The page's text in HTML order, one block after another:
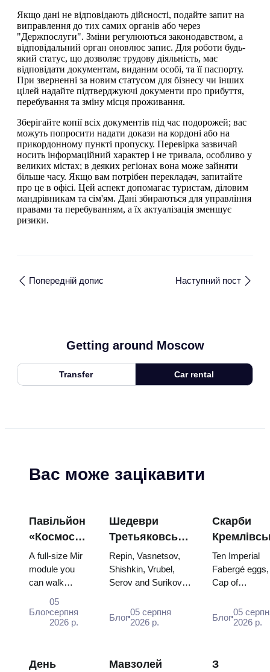
Якщо дані не відповідають дійсності, подайте запит на
виправлення до тих самих органів або через
"Держпослуги". Зміни регулюються законодавством, а
відповідальний орган оновлює запис. Для роботи будь-
який статус, що дозволяє трудову діяльність, має
відповідати документам, виданим особі, та її паспорту.
При зверненні за новим статусом для бізнесу чи інших
цілей надайте підтверджуючі документи про прибуття,
перебування та зміну місця проживання.
Зберігайте копії всіх документів під час подорожей; вас
можуть попросити надати докази на кордоні або на
прикордонному пункті пропуску. Перевірка зазвичай
носить інформаційний характер і не тривала, особливо у
великих містах; в деяких регіонах вона може зайняти
більше часу. Якщо вам потрібен перекладач, запитайте
про це в офісі. Цей аспект допомагає туристам, діловим
мандрівникам та сім'ям. Дані збираються для управління
правами та перебуванням, а їх актуалізація зменшує
ризики.
Попередній допис Наступний пост
Getting around Moscow
Transfer Car rental
Вас може зацікавити
Павільйон
«Космос»
на ВДНГ:
всередині
найбільшої
космічної
виставки
A full-size Mir
module you
can walk
through, the
Energia–Buran
model,
capsules and
Блог
05
серпня
2026 р.
Шедеври
Третьяковської
галереї:
картини,
заради яких
планувати
подорож
Repin, Vasnetsov,
Shishkin, Vrubel,
Serov and Surikov
stop people, where
they hang, and why
Блог 05 серпня
2026 р.
Скарби
зброї:
Фаберже,
трони та
вбрання
Ten Imperial
Fabergé
Cap of
double throne
two boy tsars
Catherine...
Блог05
2026 р.
День Мавзолей З